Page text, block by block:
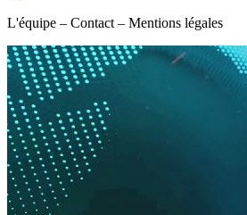
L'équipe – Contact – Mentions légales